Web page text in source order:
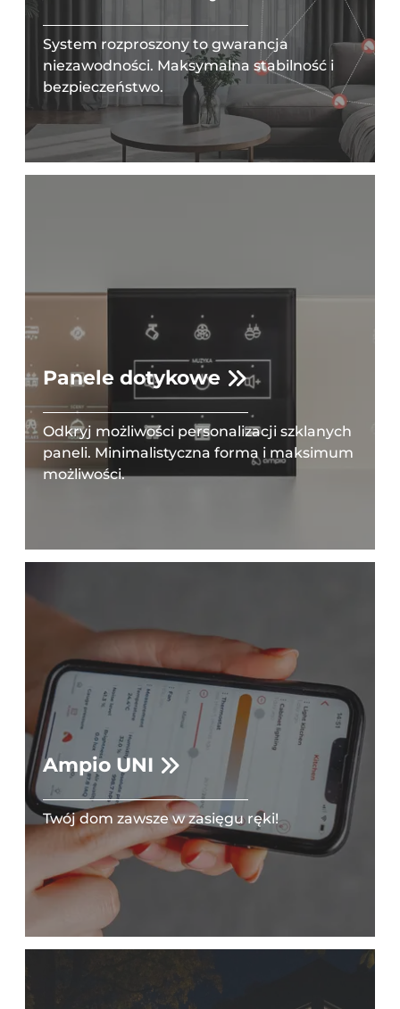
System rozproszony to gwarancja
niezawodności. Maksymalna stabilność i
bezpieczeństwo.
Panele dotykowe
Odkryj możliwości personalizacji szklanych
paneli. Minimalistyczna forma i maksimum
możliwości.
Ampio UNI
Twój dom zawsze w zasięgu ręki!